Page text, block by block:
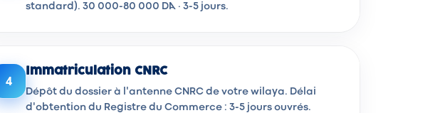
standard). 30 000-80 000 DA · 3-5 jours.
4
Immatriculation CNRC
Dépôt du dossier à l'antenne CNRC de votre wilaya. Délai
d'obtention du Registre du Commerce : 3-5 jours ouvrés.